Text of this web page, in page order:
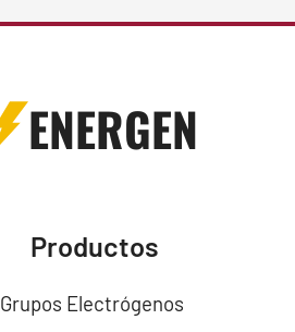
ENERGEN
Productos
Grupos Electrógenos